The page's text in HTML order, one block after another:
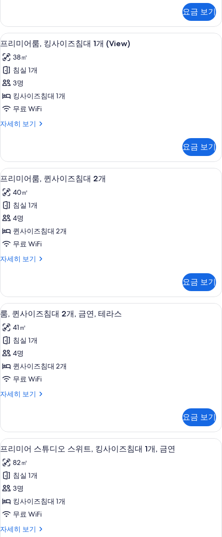
이
즈
침
대
개,
금
연
사
두
보
기
스
위
트,
사
이
즈
침
대
개,
금
히
보
기
요금 보기
프
리
미
어
룸,
킹
이
침
대
1
개
(View)
사
진
모
두
고급 침구, 오리/거위털 이불, 필로우탑
8
프리미어룸, 킹사이즈침대 1개 (View)
38㎡
침실 1개
3명
킹사이즈침대 1개
무료 WiFi
자세히 보기
프
룸,
킹
사
즈
침
대
개
(View)
자
세
요금 보기
프
리
미
어
룸,
퀸
이
침
대
2
개
사
진
모
두
보
프리미어룸, 퀸사이즈침대 2개 | 고급
6
프리미어룸, 퀸사이즈침대 2개
40㎡
침실 1개
4명
퀸사이즈침대 2개
무료 WiFi
자세히 보기
프
룸,
퀸
사
이
즈
침
대
2
개
자
세
히
요금 보기
룸,
퀸
사
이
즈
침
2
금
연,
테
라
스
사
진
모
두
룸, 퀸사이즈침대 2개, 금연, 테라스 |
4
룸, 퀸사이즈침대 2개, 금연, 테라스
41㎡
침실 1개
4명
퀸사이즈침대 2개
무료 WiFi
자세히 보기
룸,
즈
침
대
개,
금
연,
테
라
스
자
세
요금 보기
프
리
미
어
스
튜
오
고급 침구, 오리/거위털 이불, 필로우탑
7
프리미어 스튜디오 스위트, 킹사이즈침대 1개, 금연
82㎡
침실 1개
3명
킹사이즈침대 1개
무료 WiFi
자세히 보기
프